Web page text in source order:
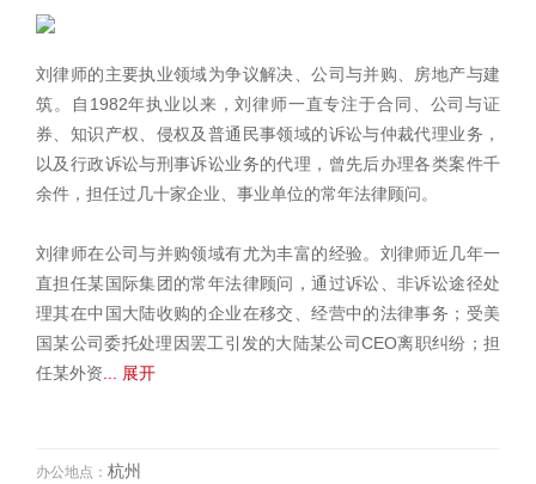
刘律师的主要执业领域为争议解决、公司与并购、房地产与建
筑。自1982年执业以来，刘律师一直专注于合同、公司与证
券、知识产权、侵权及普通民事领域的诉讼与仲裁代理业务，
以及行政诉讼与刑事诉讼业务的代理，曾先后办理各类案件千
余件，担任过几十家企业、事业单位的常年法律顾问。
刘律师在公司与并购领域有尤为丰富的经验。刘律师近几年一
直担任某国际集团的常年法律顾问，通过诉讼、非诉讼途径处
理其在中国大陆收购的企业在移交、经营中的法律事务；受美
国某公司委托处理因罢工引发的大陆某公司CEO离职纠纷；担
任某外资 ... 展开
办公地点： 杭州